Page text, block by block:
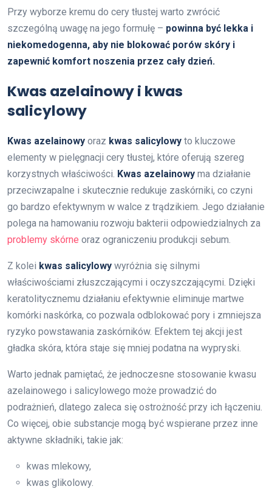
Przy wyborze kremu do cery tłustej warto zwrócić
szczególną uwagę na jego formułę – powinna być lekka i
niekomedogenna, aby nie blokować porów skóry i
zapewnić komfort noszenia przez cały dzień.
Kwas azelainowy i kwas
salicylowy
Kwas azelainowy oraz kwas salicylowy to kluczowe
elementy w pielęgnacji cery tłustej, które oferują szereg
korzystnych właściwości. Kwas azelainowy ma działanie
przeciwzapalne i skutecznie redukuje zaskórniki, co czyni
go bardzo efektywnym w walce z trądzikiem. Jego działanie
polega na hamowaniu rozwoju bakterii odpowiedzialnych za
problemy skórne oraz ograniczeniu produkcji sebum.
Z kolei kwas salicylowy wyróżnia się silnymi
właściwościami złuszczającymi i oczyszczającymi. Dzięki
keratolitycznemu działaniu efektywnie eliminuje martwe
komórki naskórka, co pozwala odblokować pory i zmniejsza
ryzyko powstawania zaskórników. Efektem tej akcji jest
gładka skóra, która staje się mniej podatna na wypryski.
Warto jednak pamiętać, że jednoczesne stosowanie kwasu
azelainowego i salicylowego może prowadzić do
podrażnień, dlatego zaleca się ostrożność przy ich łączeniu.
Co więcej, obie substancje mogą być wspierane przez inne
aktywne składniki, takie jak:
kwas mlekowy,
kwas glikolowy.